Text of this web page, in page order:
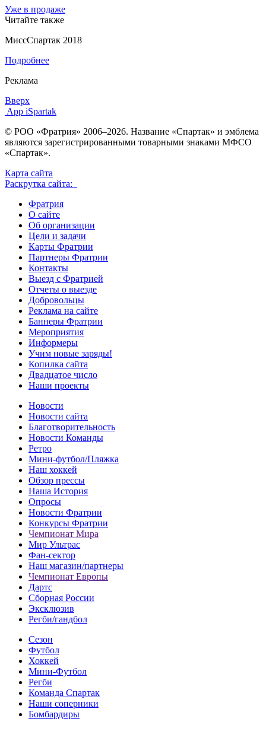
Уже в продаже
Читайте также
МиссСпартак 2018
Подробнее
Реклама
Вверх
App iSpartak
© РОО «Фратрия» 2006–2026. Название «Спартак» и эмблема
являются зарегистрированными товарными знаками МФСО
«Спартак».
Карта сайта
Раскрутка сайта:
Фратрия
О сайте
Об организации
Цели и задачи
Карты Фратрии
Партнеры Фратрии
Контакты
Выезд с Фратрией
Отчеты о выезде
Добровольцы
Реклама на сайте
Баннеры Фратрии
Мероприятия
Информеры
Учим новые заряды!
Копилка сайта
Двадцатое число
Наши проекты
Новости
Новости сайта
Благотворительность
Новости Команды
Ретро
Мини-футбол/Пляжка
Наш хоккей
Обзор прессы
Наша История
Опросы
Новости Фратрии
Конкурсы Фратрии
Чемпионат Мира
Мир Ультрас
Фан-cектор
Наш магазин/партнеры
Чемпионат Европы
Дартс
Сборная России
Эксклюзив
Регби/гандбол
Сезон
Футбол
Хоккей
Мини-Футбол
Регби
Команда Спартак
Наши соперники
Бомбардиры